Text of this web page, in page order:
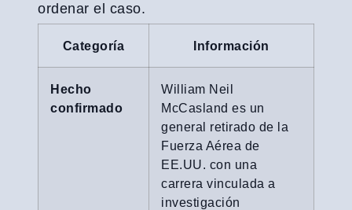
ordenar el caso.
Categoría Información
Hecho
confirmado
William Neil
McCasland es un
general retirado de la
Fuerza Aérea de
EE.UU. con una
carrera vinculada a
investigación